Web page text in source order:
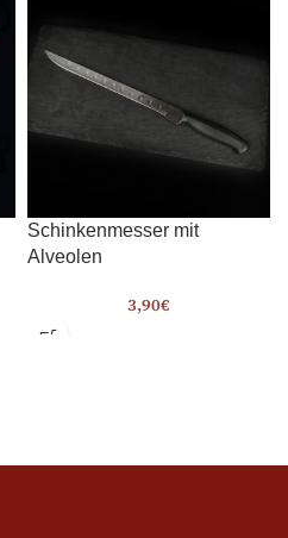
Schinkenmesser mit
Alveolen
3,90€